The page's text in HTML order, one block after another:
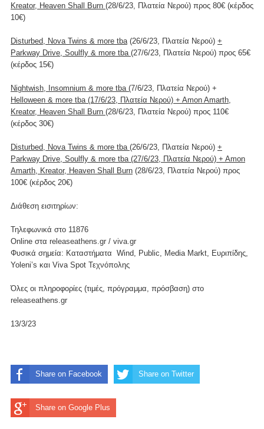
Kreator, Heaven Shall Burn (28/6/23, Πλατεία Νερού) προς 80€ (κέρδος
10€)
Disturbed, Nova Twins & more tba(26/6/23, Πλατεία Νερού) +
Parkway Drive, Soulfly & more tba (27/6/23, Πλατεία Νερού) προς 65€
(κέρδος 15€)
Nightwish, Insomnium & more tba (7/6/23, Πλατεία Νερού) +
Helloween & more tba (17/6/23, Πλατεία Νερού) + Amon Amarth,
Kreator, Heaven Shall Burn (28/6/23, Πλατεία Νερού) προς 110€
(κέρδος 30€)
Disturbed, Nova Twins & more tba (26/6/23, Πλατεία Νερού) +
Parkway Drive, Soulfly & more tba (27/6/23, Πλατεία Νερού) + Amon
Amarth, Kreator, Heaven Shall Burn (28/6/23, Πλατεία Νερού) προς
100€ (κέρδος 20€)
Διάθεση εισιτηρίων:
Τηλεφωνικά στο 11876
Online στα releaseathens.gr / viva.gr
Φυσικά σημεία: Καταστήματα Wind, Public, Media Markt, Ευριπίδης,
Yoleni’s και Viva Spot Τεχνόπολης
Όλες οι πληροφορίες (τιμές, πρόγραμμα, πρόσβαση) στο
releaseathens.gr
13/3/23
Share on Facebook Share on Twitter
Share on Google Plus